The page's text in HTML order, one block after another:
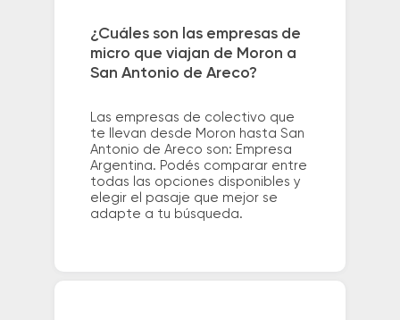
¿Cuáles son las empresas de
micro que viajan de Moron a
San Antonio de Areco?
Las empresas de colectivo que
te llevan desde Moron hasta San
Antonio de Areco son: Empresa
Argentina. Podés comparar entre
todas las opciones disponibles y
elegir el pasaje que mejor se
adapte a tu búsqueda.